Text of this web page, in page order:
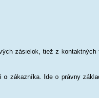
zásielok, tiež z kontaktných
zákazníka. Ide o právny